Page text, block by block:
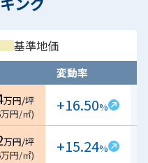
基準地価
変動率
万円/坪
万円/㎡) +16.50%
万円/坪
万円/㎡) +15.24%